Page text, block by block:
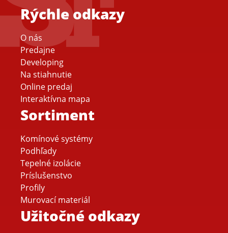
Rýchle odkazy
O nás
Predajne
Developing
Na stiahnutie
Online predaj
Interaktívna mapa
Sortiment
Komínové systémy
Podhľady
Tepelné izolácie
Príslušenstvo
Profily
Murovací materiál
Užitočné odkazy